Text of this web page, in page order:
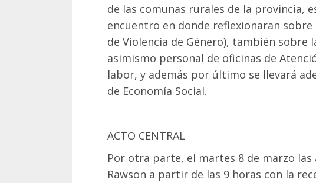
de las comunas rurales de la provincia,
encuentro en donde reflexionaran sobre
de Violencia de Género), también sobre
asimismo personal de oficinas de
labor, y además por último se llevará
de Economía Social.
ACTO CENTRAL
Por otra parte, el martes 8 de marzo las
Rawson a partir de las 9 horas con la